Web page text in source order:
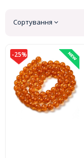
Сортування
-25%